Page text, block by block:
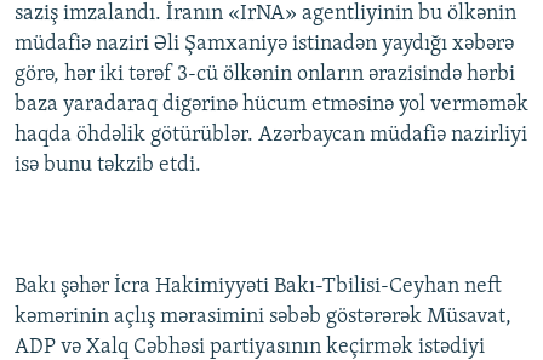
saziş imzalandı. İranın «IrNA» agentliyinin bu ölkənin
müdafiə naziri Əli Şamxaniyə istinadən yaydığı xəbərə
görə, hər iki tərəf 3-cü ölkənin onların ərazisində hərbi
baza yaradaraq digərinə hücum etməsinə yol verməmək
haqda öhdəlik götürüblər. Azərbaycan müdafiə nazirliyi
isə bunu təkzib etdi.
Bakı şəhər İcra Hakimiyyəti Bakı-Tbilisi-Ceyhan neft
kəmərinin açlış mərasimini səbəb göstərərək Müsavat,
ADP və Xalq Cəbhəsi partiyasının keçirmək istədiyi